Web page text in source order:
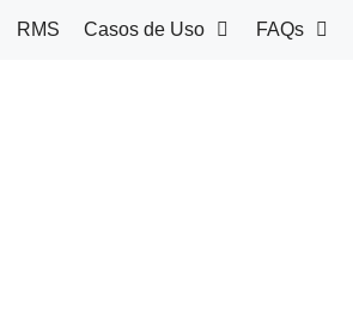
RMS Casos de Uso FAQs